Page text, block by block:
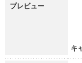
プレビュー
キ